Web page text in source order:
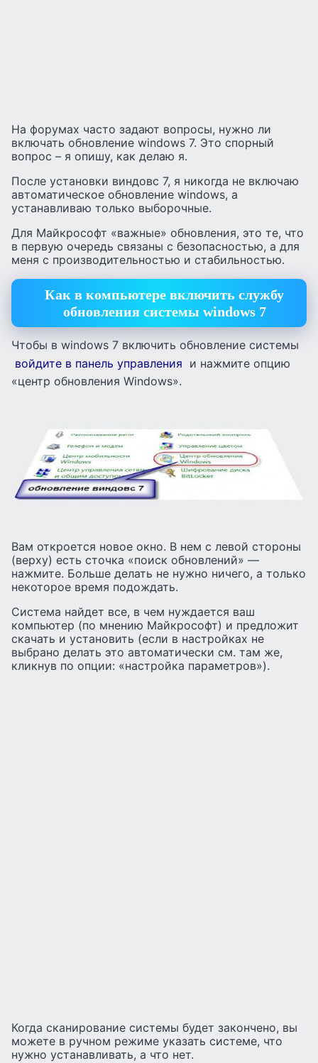
На форумах часто задают вопросы, нужно ли
включать обновление windows 7. Это спорный
вопрос – я опишу, как делаю я.
После установки виндовс 7, я никогда не включаю
автоматическое обновление windows, а
устанавливаю только выборочные.
Для Майкрософт «важные» обновления, это те, что
в первую очередь связаны с безопасностью, а для
меня с производительностью и стабильностью.
Как в компьютере включить службу
обновления системы windows 7
Чтобы в windows 7 включить обновление системы
войдите в панель управления и нажмите опцию
«центр обновления Windows».
Вам откроется новое окно. В нем с левой стороны
(верху) есть сточка «поиск обновлений» —
нажмите. Больше делать не нужно ничего, а только
некоторое время подождать.
Система найдет все, в чем нуждается ваш
компьютер (по мнению Майкрософт) и предложит
скачать и установить (если в настройках не
выбрано делать это автоматически см. там же,
кликнув по опции: «настройка параметров»).
Когда сканирование системы будет закончено, вы
можете в ручном режиме указать системе, что
нужно устанавливать, а что нет.